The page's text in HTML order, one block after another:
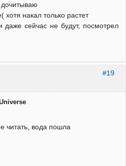
накал только растет
даже сейчас не будут, посмотрел
#19
читать, вода пошла